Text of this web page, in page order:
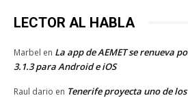
LECTOR AL HABLA
Marbel en La app de AEMET se renueva
3.1.3 para Android e iOS
Raul dario en Tenerife proyecta uno de